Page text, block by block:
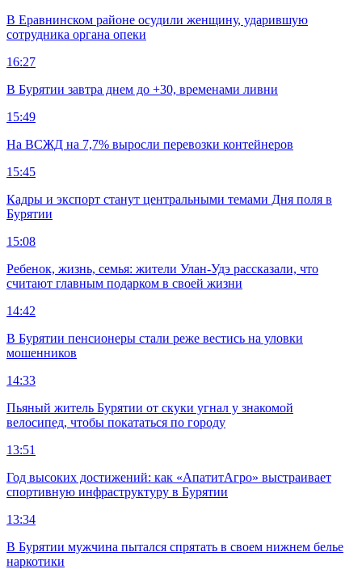
В Еравнинском районе осудили женщину, ударившую
сотрудника органа опеки
16:27
В Бурятии завтра днем до +30, временами ливни
15:49
На ВСЖД на 7,7% выросли перевозки контейнеров
15:45
Кадры и экспорт станут центральными темами Дня поля в
Бурятии
15:08
Ребенок, жизнь, семья: жители Улан-Удэ рассказали, что
считают главным подарком в своей жизни
14:42
В Бурятии пенсионеры стали реже вестись на уловки
мошенников
14:33
Пьяный житель Бурятии от скуки угнал у знакомой
велосипед, чтобы покататься по городу
13:51
Год высоких достижений: как «АпатитАгро» выстраивает
спортивную инфраструктуру в Бурятии
13:34
В Бурятии мужчина пытался спрятать в своем нижнем белье
наркотики